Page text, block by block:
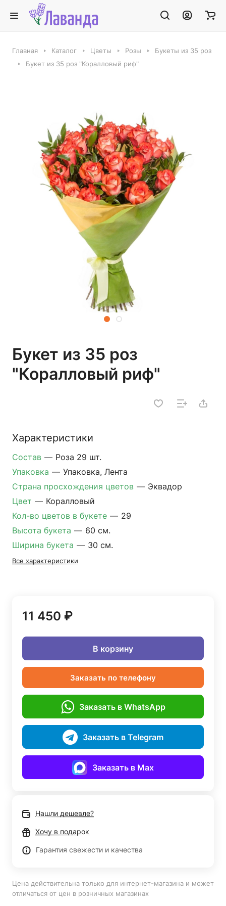
Главная Каталог Цветы Розы
Букеты из 35 роз
Букет из 35 роз "Коралловый риф"
Букет из 35 роз
"Коралловый риф"
Характеристики
Состав — Роза 29 шт.
Упаковка — Упаковка, Лента
Страна просхождения цветов — Эквадор
Цвет — Коралловый
Кол-во цветов в букете — 29
Высота букета — 60 см.
Ширина букета — 30 см.
Все характеристики
11 450 ₽
В корзину
Заказать по телефону
Заказать в WhatsApp
Заказать в Telegram
Заказать в Max
Нашли дешевле?
Хочу в подарок
Гарантия свежести и качества
Цена действительна только для интернет-магазина и может
отличаться от цен в розничных магазинах